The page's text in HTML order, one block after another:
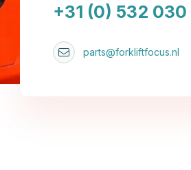
+31 (0) 532
parts@forkliftfocus.nl